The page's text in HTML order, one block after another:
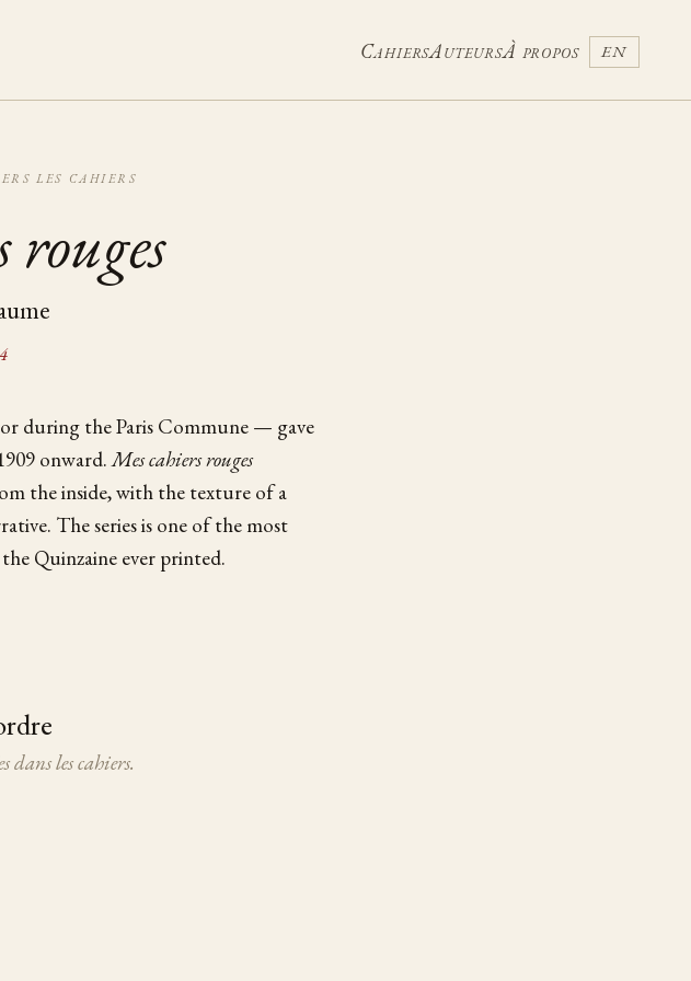
CahiersAuteursÀ propos EN
les cahiers
during the Paris Commune — gave
onward.Mes cahiers rouges
the inside, with the texture of a
The series is one of the most
Quinzaine ever printed.
dans les cahiers.